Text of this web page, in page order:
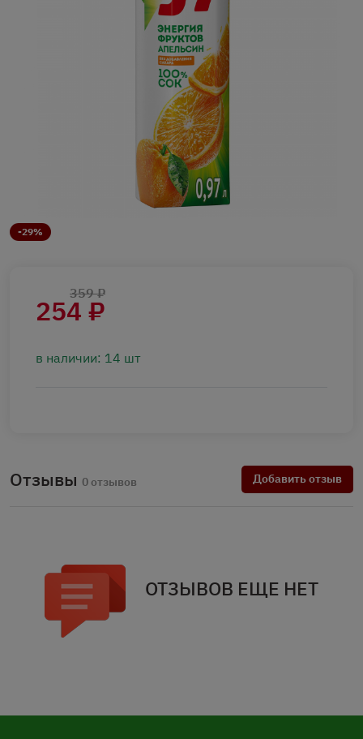
-29%
254 ₽
359 ₽
в наличии: 14 шт
Отзывы 0 отзывов Добавить отзыв
ОТЗЫВОВ ЕЩЕ НЕТ